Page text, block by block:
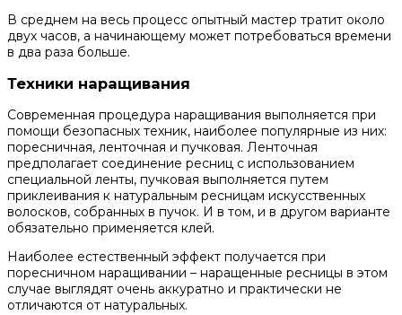
В среднем на весь процесс опытный мастер тратит около
двух часов, а начинающему может потребоваться времени
в два раза больше.
Техники наращивания
Современная процедура наращивания выполняется при
помощи безопасных техник, наиболее популярные из них:
поресничная, ленточная и пучковая. Ленточная
предполагает соединение ресниц с использованием
специальной ленты, пучковая выполняется путем
приклеивания к натуральным ресницам искусственных
волосков, собранных в пучок. И в том, и в другом варианте
обязательно применяется клей.
Наиболее естественный эффект получается при
поресничном наращивании – наращенные ресницы в этом
случае выглядят очень аккуратно и практически не
отличаются от натуральных.